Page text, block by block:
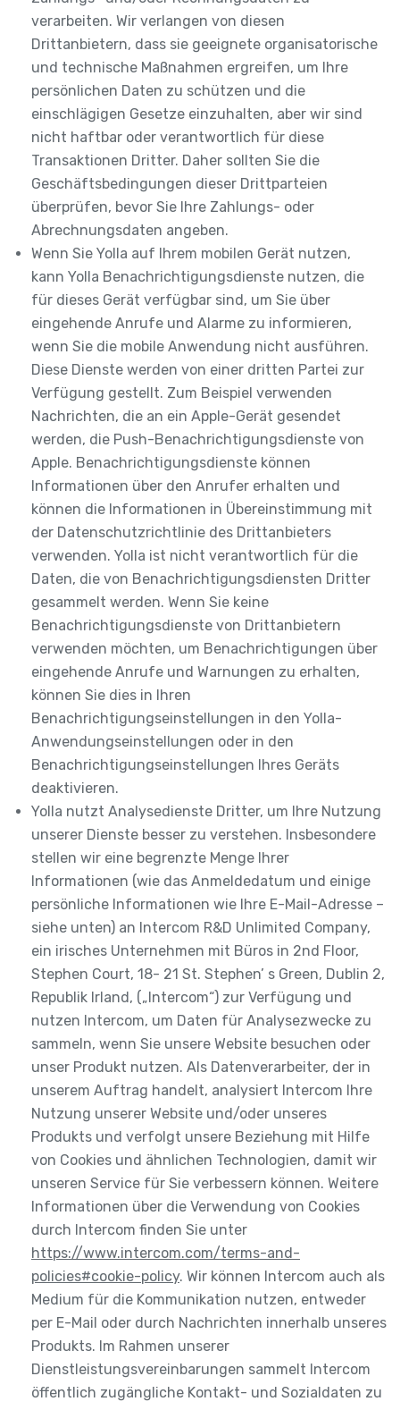
verarbeiten. Wir verlangen von diesen
Drittanbietern, dass sie geeignete organisatorische
und technische Maßnahmen ergreifen, um Ihre
persönlichen Daten zu schützen und die
einschlägigen Gesetze einzuhalten, aber wir sind
nicht haftbar oder verantwortlich für diese
Transaktionen Dritter. Daher sollten Sie die
Geschäftsbedingungen dieser Drittparteien
überprüfen, bevor Sie Ihre Zahlungs- oder
Abrechnungsdaten angeben.
Wenn Sie Yolla auf Ihrem mobilen Gerät nutzen,
kann Yolla Benachrichtigungsdienste nutzen, die
für dieses Gerät verfügbar sind, um Sie über
eingehende Anrufe und Alarme zu informieren,
wenn Sie die mobile Anwendung nicht ausführen.
Diese Dienste werden von einer dritten Partei zur
Verfügung gestellt. Zum Beispiel verwenden
Nachrichten, die an ein Apple-Gerät gesendet
werden, die Push-Benachrichtigungsdienste von
Apple. Benachrichtigungsdienste können
Informationen über den Anrufer erhalten und
können die Informationen in Übereinstimmung mit
der Datenschutzrichtlinie des Drittanbieters
verwenden. Yolla ist nicht verantwortlich für die
Daten, die von Benachrichtigungsdiensten Dritter
gesammelt werden. Wenn Sie keine
Benachrichtigungsdienste von Drittanbietern
verwenden möchten, um Benachrichtigungen über
eingehende Anrufe und Warnungen zu erhalten,
können Sie dies in Ihren
Benachrichtigungseinstellungen in den Yolla-
Anwendungseinstellungen oder in den
Benachrichtigungseinstellungen Ihres Geräts
deaktivieren.
Yolla nutzt Analysedienste Dritter, um Ihre Nutzung
unserer Dienste besser zu verstehen. Insbesondere
stellen wir eine begrenzte Menge Ihrer
Informationen (wie das Anmeldedatum und einige
persönliche Informationen wie Ihre E-Mail-Adresse –
siehe unten) an Intercom R&D Unlimited Company,
ein irisches Unternehmen mit Büros in 2nd Floor,
Stephen Court, 18- 21 St. Stephen’ s Green, Dublin 2,
Republik Irland, („Intercom“) zur Verfügung und
nutzen Intercom, um Daten für Analysezwecke zu
sammeln, wenn Sie unsere Website besuchen oder
unser Produkt nutzen. Als Datenverarbeiter, der in
unserem Auftrag handelt, analysiert Intercom Ihre
Nutzung unserer Website und/oder unseres
Produkts und verfolgt unsere Beziehung mit Hilfe
von Cookies und ähnlichen Technologien, damit wir
unseren Service für Sie verbessern können. Weitere
Informationen über die Verwendung von Cookies
durch Intercom finden Sie unter
https://www.intercom.com/terms-and-
policies#cookie-policy. Wir können Intercom auch als
Medium für die Kommunikation nutzen, entweder
per E-Mail oder durch Nachrichten innerhalb unseres
Produkts. Im Rahmen unserer
Dienstleistungsvereinbarungen sammelt Intercom
öffentlich zugängliche Kontakt- und Sozialdaten zu